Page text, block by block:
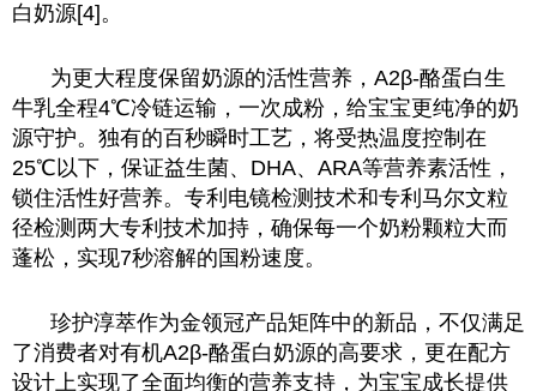
白奶源[4]。
为更大程度保留奶源的活性营养，A2β-酪蛋白生
牛乳全程4℃冷链运输，一次成粉，给宝宝更纯净的奶
源守护。独有的百秒瞬时工艺，将受热温度控制在
25℃以下，保证益生菌、DHA、ARA等营养素活性，
锁住活性好营养。专利电镜检测技术和专利马尔文粒
径检测两大专利技术加持，确保每一个奶粉颗粒大而
蓬松，实现7秒溶解的国粉速度。
珍护淳萃作为金领冠产品矩阵中的新品，不仅满足
了消费者对有机A2β-酪蛋白奶源的高要求，更在配方
设计上实现了全面均衡的营养支持，为宝宝成长提供